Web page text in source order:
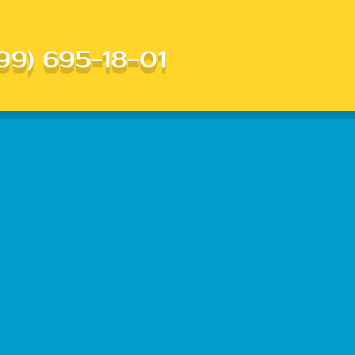
695-18-01